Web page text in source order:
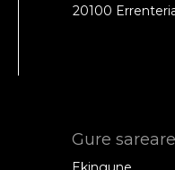
20100
Gure